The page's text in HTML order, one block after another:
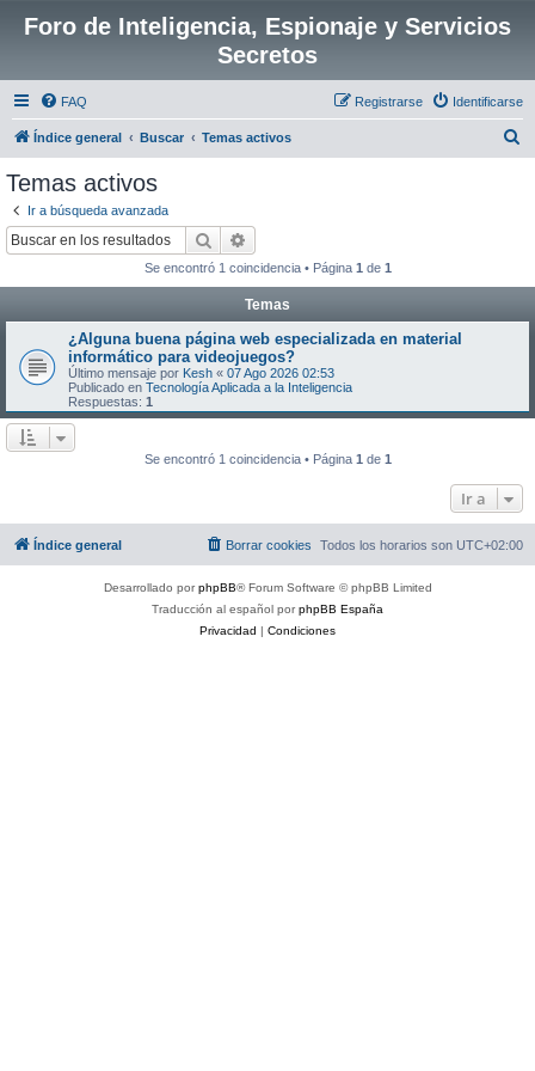
Foro de Inteligencia, Espionaje y Servicios
Secretos
FAQ Identificarse
Registrarse
Índice general Buscar Temas activos
Temas activos
Ir a búsqueda avanzada
Buscar
Se encontró 1 coincidencia • Página 1 de 1
Temas
¿Alguna buena página web especializada en material
informático para videojuegos?
Último mensaje por Kesh « 07 Ago 2026 02:53
Publicado en Tecnología Aplicada a la Inteligencia
Respuestas: 1
Se encontró 1 coincidencia • Página 1 de 1
Ir a
Índice general Todos los horarios son UTC+02:00
Borrar cookies
Desarrollado porphpBB® Forum Software © phpBB Limited
Traducción al español porphpBB España
Privacidad | Condiciones